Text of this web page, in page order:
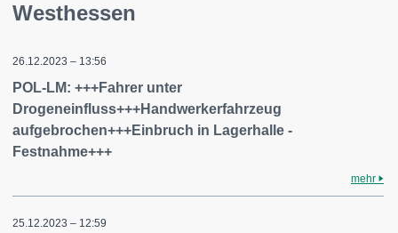
Westhessen
26.12.2023 – 13:56
POL-LM: +++Fahrer unter
Drogeneinfluss+++Handwerkerfahrzeug
aufgebrochen+++Einbruch in Lagerhalle -
Festnahme+++
mehr
25.12.2023 – 12:59